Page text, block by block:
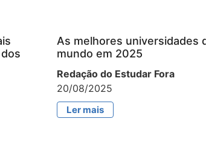
As melhores universidades
mundo em 2025
Redação do Estudar Fora
20/08/2025
Ler mais